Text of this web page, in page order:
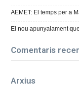
AEMET: El temps per a
El nou apunyalament
Comentaris
Arxius